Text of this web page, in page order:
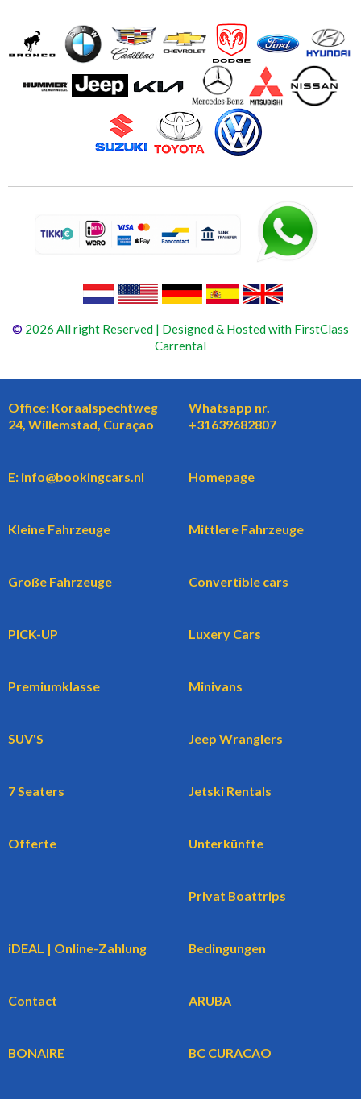
© 2026 All right Reserved | Designed & Hosted with FirstClass
Carrental
Office: Koraalspechtweg
24, Willemstad, Curaçao
Whatsapp nr.
+31639682807
E: info@bookingcars.nl Homepage
Kleine Fahrzeuge Mittlere Fahrzeuge
Große Fahrzeuge Convertible cars
PICK-UP Luxery Cars
Premiumklasse Minivans
SUV'S Jeep Wranglers
7 Seaters Jetski Rentals
Offerte Unterkünfte
Privat Boattrips
iDEAL | Online-Zahlung Bedingungen
Contact ARUBA
BONAIRE BC CURACAO